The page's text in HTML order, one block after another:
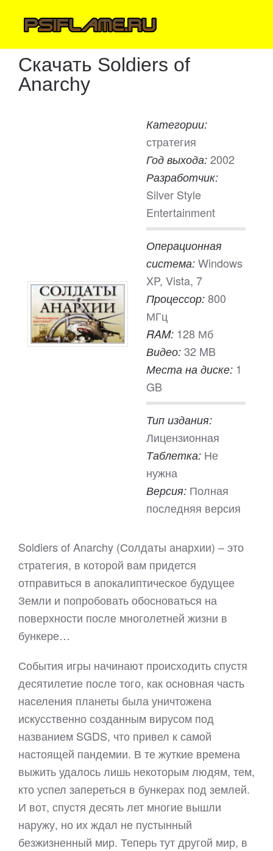
Скачать Soldiers of
Anarchy
Категории:
стратегия
Год выхода: 2002
Разработчик:
Silver Style
Entertainment
Операционная
система: Windows
XP, Vista, 7
Процессор: 800
МГц
RAM: 128 Мб
Видео: 32 MB
Места на диске: 1
GB
Тип издания:
Лицензионная
Таблетка: Не
нужна
Версия: Полная
последняя версия
Soldiers of Anarchy (Солдаты анархии) – это
стратегия, в которой вам придется
отправиться в апокалиптическое будущее
Земли и попробовать обосноваться на
поверхности после многолетней жизни в
бункере…
События игры начинают происходить спустя
десятилетие после того, как основная часть
населения планеты была уничтожена
искусственно созданным вирусом под
названием SGDS, что привел к самой
настоящей пандемии. В те жуткие времена
выжить удалось лишь некоторым людям, тем,
кто успел запереться в бункерах под землей.
И вот, спустя десять лет многие вышли
наружу, но их ждал не пустынный
безжизненный мир. Теперь тут другой мир, в